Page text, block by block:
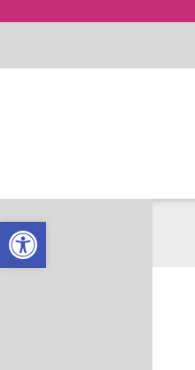
Ouvrir la barre d’outils